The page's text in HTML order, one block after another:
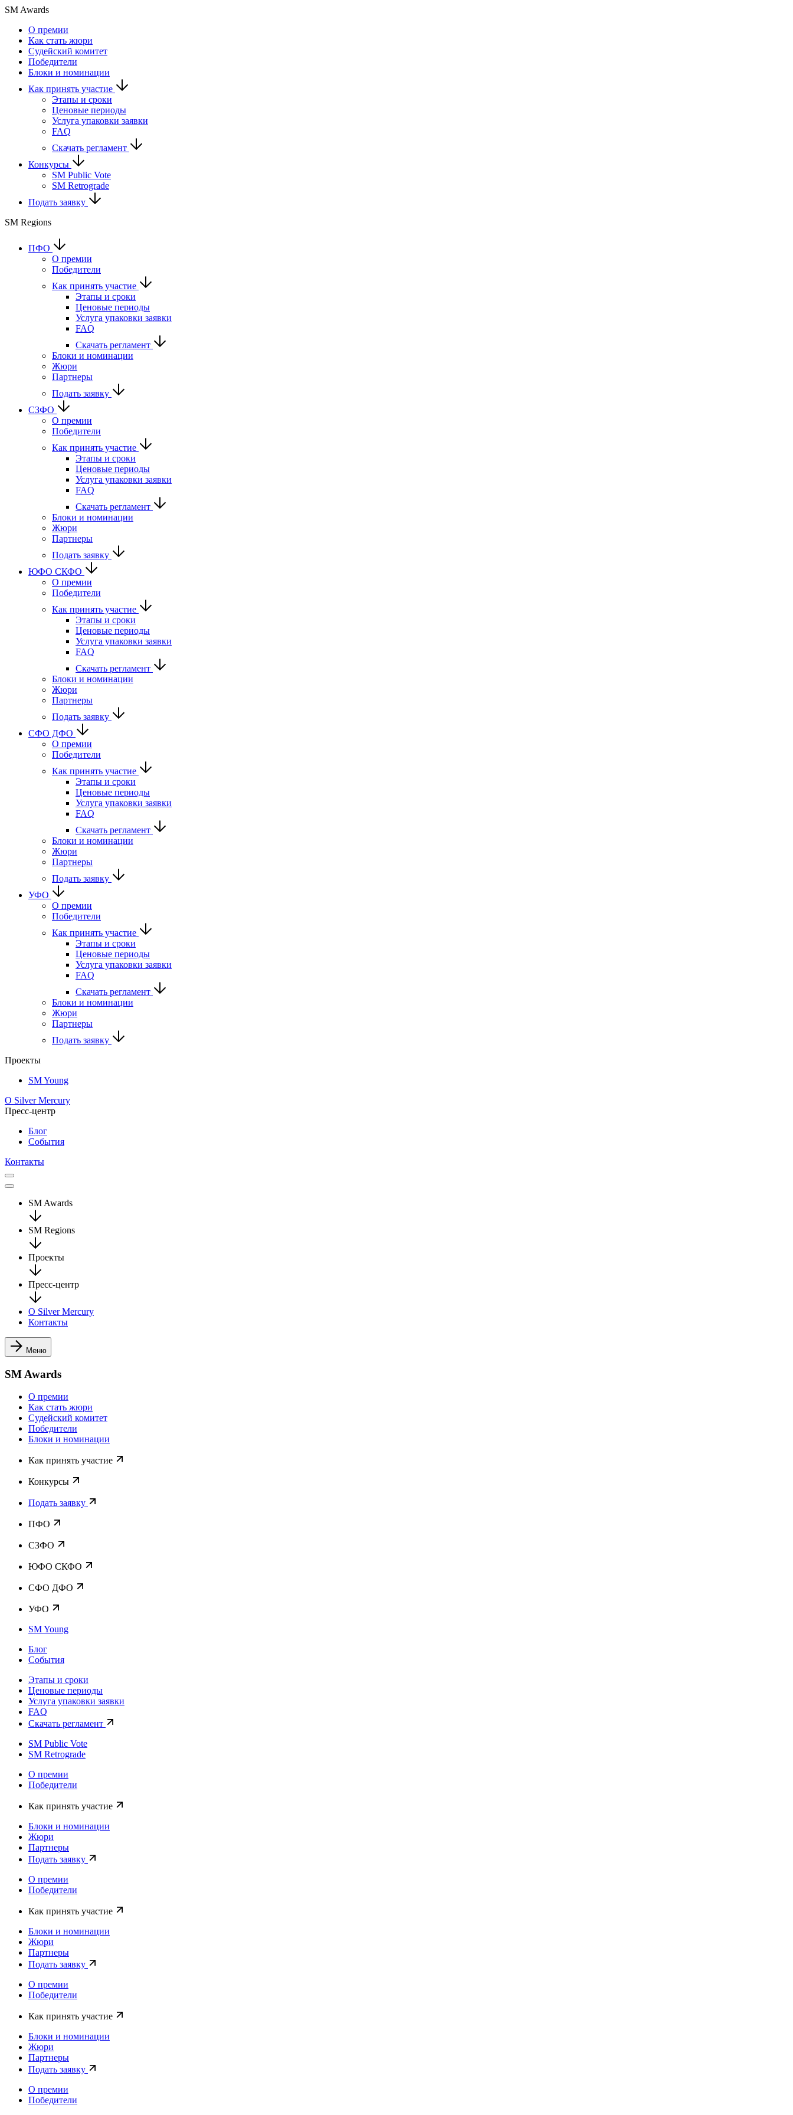
SM Awards
О премии
Как стать жюри
Судейский комитет
Победители
Блоки и номинации
Как принять участие
Этапы и сроки
Ценовые периоды
Услуга упаковки заявки
FAQ
Скачать регламент
Конкурсы
SM Public Vote
SM Retrograde
Подать заявку
SM Regions
ПФО
О премии
Победители
Как принять участие
Этапы и сроки
Ценовые периоды
Услуга упаковки заявки
FAQ
Скачать регламент
Блоки и номинации
Жюри
Партнеры
Подать заявку
СЗФО
О премии
Победители
Как принять участие
Этапы и сроки
Ценовые периоды
Услуга упаковки заявки
FAQ
Скачать регламент
Блоки и номинации
Жюри
Партнеры
Подать заявку
ЮФО СКФО
О премии
Победители
Как принять участие
Этапы и сроки
Ценовые периоды
Услуга упаковки заявки
FAQ
Скачать регламент
Блоки и номинации
Жюри
Партнеры
Подать заявку
CФО ДФО
О премии
Победители
Как принять участие
Этапы и сроки
Ценовые периоды
Услуга упаковки заявки
FAQ
Скачать регламент
Блоки и номинации
Жюри
Партнеры
Подать заявку
УФО
О премии
Победители
Как принять участие
Этапы и сроки
Ценовые периоды
Услуга упаковки заявки
FAQ
Скачать регламент
Блоки и номинации
Жюри
Партнеры
Подать заявку
Проекты
SM Young
О Silver Mercury
Пресс-центр
Блог
События
Контакты
SM Awards
SM Regions
Проекты
Пресс-центр
О Silver Mercury
Контакты
Меню
SM Awards
О премии
Как стать жюри
Судейский комитет
Победители
Блоки и номинации
Как принять участие
Конкурсы
Подать заявку
ПФО
СЗФО
ЮФО СКФО
CФО ДФО
УФО
SM Young
Блог
События
Этапы и сроки
Ценовые периоды
Услуга упаковки заявки
FAQ
Скачать регламент
SM Public Vote
SM Retrograde
О премии
Победители
Как принять участие
Блоки и номинации
Жюри
Партнеры
Подать заявку
О премии
Победители
Как принять участие
Блоки и номинации
Жюри
Партнеры
Подать заявку
О премии
Победители
Как принять участие
Блоки и номинации
Жюри
Партнеры
Подать заявку
О премии
Победители